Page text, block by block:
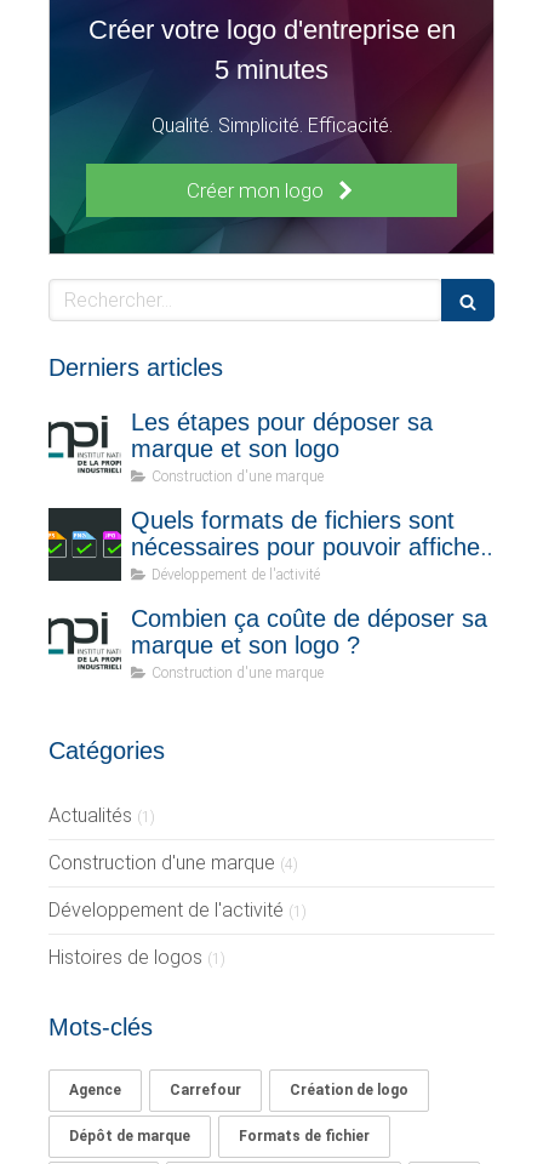
Créer votre logo d'entreprise en
5 minutes
Qualité. Simplicité. Efficacité.
Créer mon logo
Rechercher
Derniers articles
Les étapes pour déposer sa
marque et son logo
Construction d'une marque
Quels formats de fichiers sont
nécessaires pour pouvoir afficher
votre logo sur tous les supports ?
Développement de l'activité
Combien ça coûte de déposer sa
marque et son logo ?
Construction d'une marque
Catégories
Actualités (1)
Construction d'une marque (4)
Développement de l'activité (1)
Histoires de logos (1)
Mots-clés
Agence Carrefour Création de logo
Dépôt de marque Formats de fichier